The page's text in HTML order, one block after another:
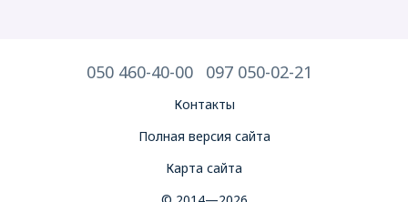
050 460-40-00 097 050-02-21
Контакты
Полная версия сайта
Карта сайта